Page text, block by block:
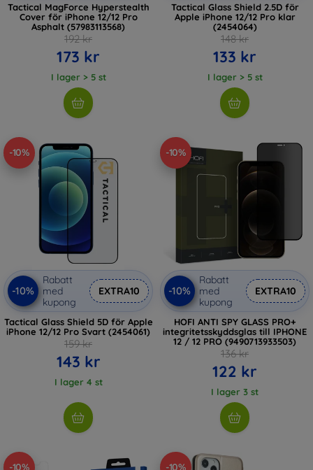
Tactical MagForce Hyperstealth
Cover för iPhone 12/12 Pro
Asphalt (57983113568)
192 kr
173 kr
I lager > 5 st
Tactical Glass Shield 2.5D för
Apple iPhone 12/12 Pro klar
(2454064)
148 kr
133 kr
I lager > 5 st
-10%
-10%
Rabatt
med
kupong
EXTRA10
Tactical Glass Shield 5D för Apple
iPhone 12/12 Pro Svart (2454061)
159 kr
143 kr
I lager 4 st
-10%
-10%
Rabatt
med
kupong
EXTRA10
HOFI ANTI SPY GLASS PRO+
integritetsskyddsglas till IPHONE
12 / 12 PRO (9490713933503)
136 kr
122 kr
I lager 3 st
-10% -10%